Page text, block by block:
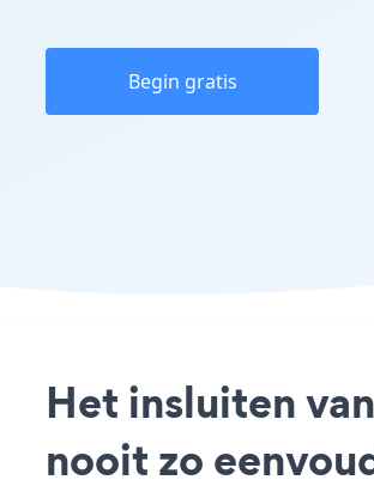
Begin gratis
Het insluiten
nooit zo